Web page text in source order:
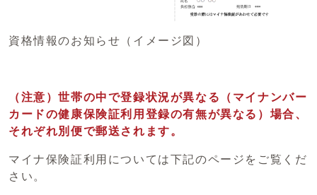
資格情報のお知らせ（イメージ図）
（注意）世帯の中で登録状況が異なる（マイナンバー
カードの健康保険証利用登録の有無が異なる）場合、
それぞれ別便で郵送されます。
マイナ保険証利用については下記のページをご覧くだ
さい。